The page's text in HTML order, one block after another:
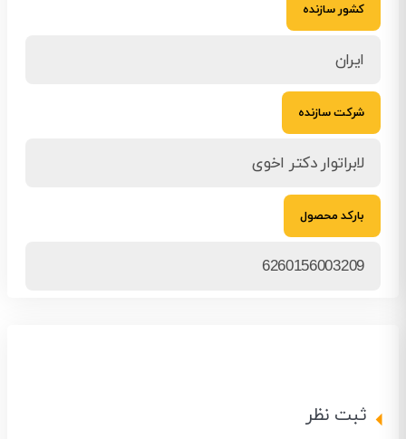
کشور سازنده
ایران
شرکت سازنده
لابراتوار دکتر اخوی
بارکد محصول
6260156003209
ثبت نظر